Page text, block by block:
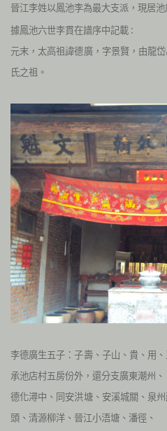
晉江李姓以鳳池李為最大支派，現居
據鳳池六世李貫在譜序中記載 :
元末，太高祖諱德廣，字景賢，由龍
氏之祖。
李德廣生五子：子壽、子山、貴、用
承池店村五房份外，還分支廣東潮州、
德化潯中、同安洪塘、安溪城關、泉
頭、清源柳洋、晉江小浯塘、潘徑、